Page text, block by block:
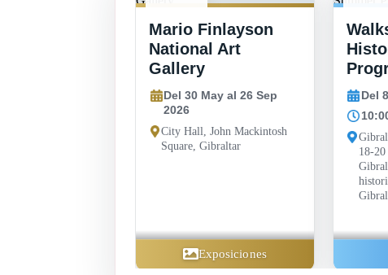
26 SEP
Mario Finlayson
National Art
Gallery
Del 30 May al 26 Sep
2026
City Hall, John Mackintosh
Square, Gibraltar
Exposiciones
26
Del
18-